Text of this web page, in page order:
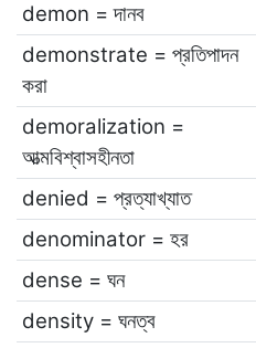
demon = দানব
demonstrate = প্রতিপাদন
করা
demoralization =
আত্মবিশ্বাসহীনতা
denied = প্রত্যাখ্যাত
denominator = হর
dense = ঘন
density = ঘনত্ব